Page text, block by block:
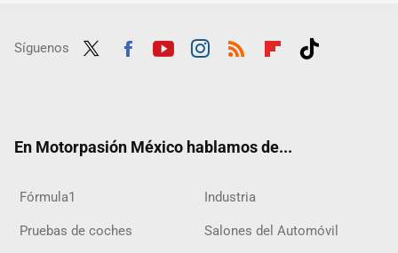
Síguenos
En Motorpasión México hablamos de...
Fórmula1 Industria
Pruebas de coches Salones del Automóvil